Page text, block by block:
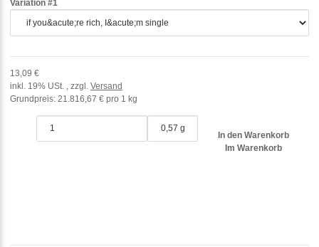
Variation #1
13,09 €
inkl. 19% USt. , zzgl. Versand
Grundpreis: 21.816,67 € pro 1 kg
0,57 g
In den Warenkorb
Im Warenkorb